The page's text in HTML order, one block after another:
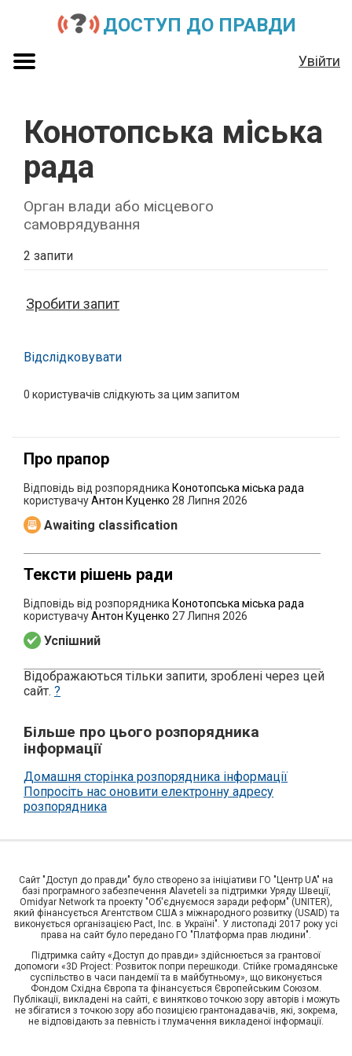
ДОСТУП ДО ПРАВДИ
Увійти
Конотопська міська
рада
Орган влади або місцевого
самоврядування
2 запити
Зробити запит
Відслідковувати
0 користувачів слідкують за цим запитом
Про прапор
Відповідь від розпорядника Конотопська міська рада
користувачуАнтон Куценко 28 Липня 2026
Awaiting classification
Тексти рішень ради
Відповідь від розпорядника Конотопська міська рада
користувачуАнтон Куценко 27 Липня 2026
Успішний
Відображаються тільки запити, зроблені через цей
сайт. ?
Більше про цього розпорядника
інформації
Домашня сторінка розпорядника інформації
Попросіть нас оновити електронну адресу
розпорядника
Сайт "Доступ до правди" було створено за ініціативи ГО "Центр UA" на
базі програмного забезпечення Alaveteli за підтримки Уряду Швеції,
Omidyar Network та проекту "Об'єднуємося заради реформ" (UNITER),
який фінансується Агентством США з міжнародного розвитку (USAID) та
виконується організацією Pact, Inc. в Україні". У листопаді 2017 року усі
права на сайт було передано ГО "Платформа прав людини".
Підтримка сайту «Доступ до правди» здійснюється за грантової
допомоги «3D Project: Розвиток попри перешкоди. Стійке громадянське
суспільство в часи пандемії та в майбутньому», що виконується
Фондом Східна Європа та фінансується Європейським Союзом.
Публікації, викладені на сайті, є винятково точкою зору авторів і можуть
не збігатися з точкою зору або позицією грантонадавачів, які, зокрема,
не відповідають за певність і тлумачення викладеної інформації.